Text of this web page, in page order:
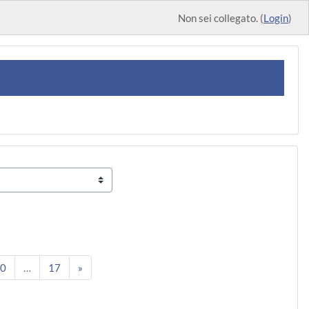
Non sei collegato. (Login)
9Pagina 1017Pagina 17
»Pagina successiva